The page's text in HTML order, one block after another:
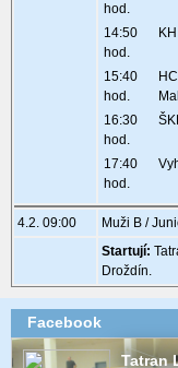
hod.
14:50
hod.
15:40
hod.
16:30
hod.
17:40
hod.
4.2. 09:00 Muži B /
Startují:
Droždín.
Facebook
Tatran